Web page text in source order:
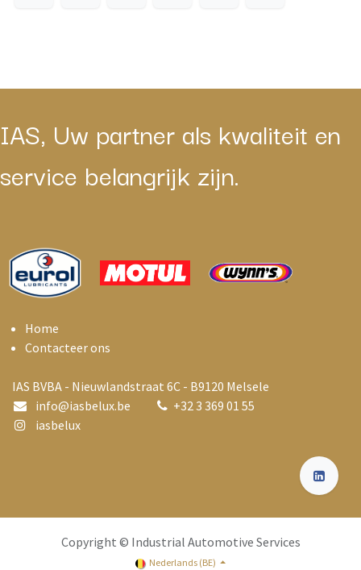
IAS, Uw partner als kwaliteit en
service belangrijk zijn.
Home
Contacteer ons
IAS BVBA - Nieuwlandstraat 6C - B9120 Melsele
info@iasbelux.be +32 3 369 01 55
iasbelux
Copyright © Industrial Automotive Services
Nederlands (BE)